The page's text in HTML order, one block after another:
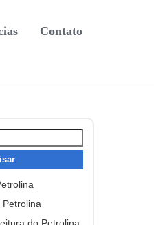
Contato
do Petrolina